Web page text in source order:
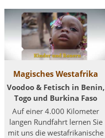
Magisches Westafrika
Voodoo & Fetisch in Benin,
Togo und Burkina Faso
Auf einer 4.000 Kilometer
langen Rundfahrt lernen Sie
mit uns die westafrikanische